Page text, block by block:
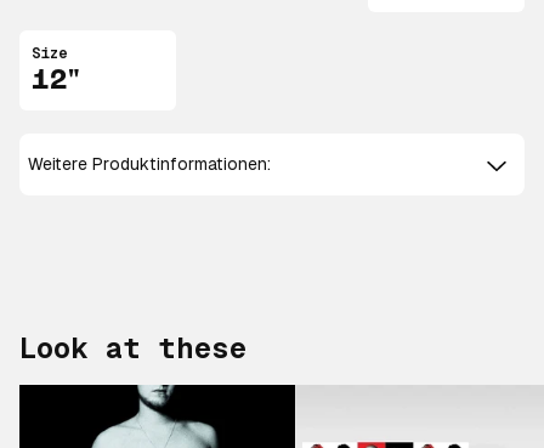
Size
12"
Weitere Produktinformationen:
Look at these